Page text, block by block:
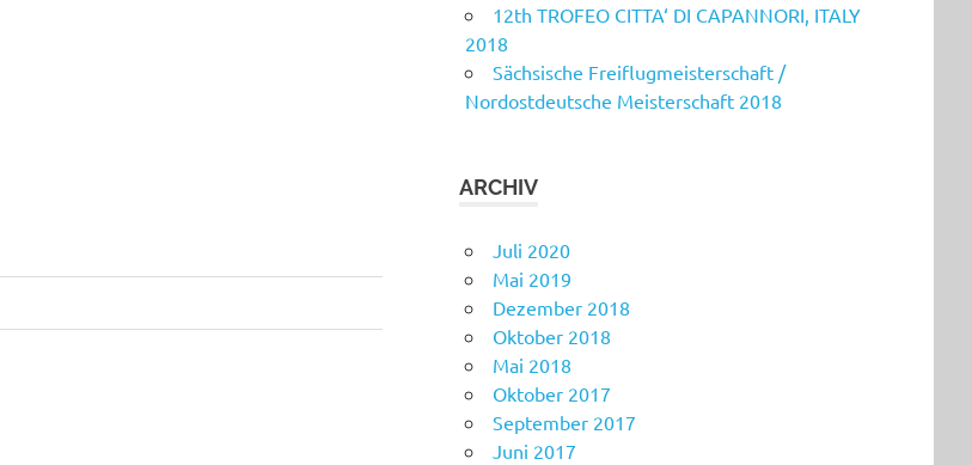
12th TROFEO CITTA‘ DI CAPANNORI, ITALY
2018
Sächsische Freiflugmeisterschaft /
Nordostdeutsche Meisterschaft 2018
ARCHIV
Juli 2020
Mai 2019
Dezember 2018
Oktober 2018
Mai 2018
Oktober 2017
September 2017
Juni 2017